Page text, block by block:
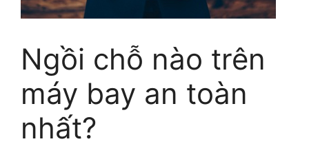
Ngồi chỗ nào trên
máy bay an toàn
nhất?